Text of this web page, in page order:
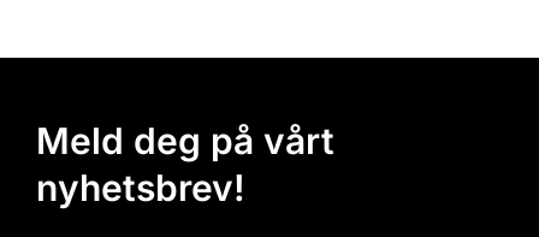
Meld deg på vårt
nyhetsbrev!